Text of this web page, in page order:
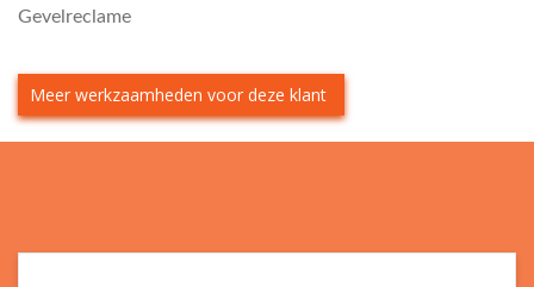
Gevelreclame
Meer werkzaamheden voor deze klant